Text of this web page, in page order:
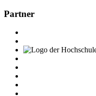
Partner